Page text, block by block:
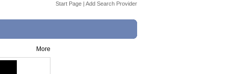
Start Page | Add Search Provider
More